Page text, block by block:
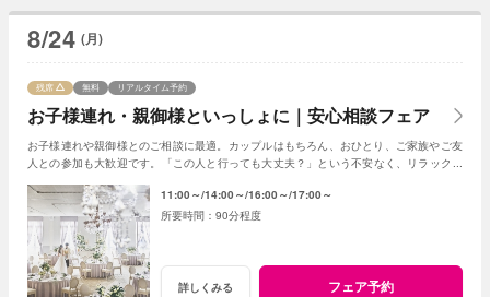
8/24 (月)
お子様連れ・親御様といっしょに｜安心相談フェア
残席 無料 リアルタイム予約
お子様連れや親御様とのご相談に最適。カップルはもちろん、おひとり、ご家族やご友
人との参加も大歓迎です。「この人と行っても大丈夫？」という不安なく、リラックス
11:00～ 14:00～ 16:00～ 17:00～
90分程度
詳しくみる フェア予約